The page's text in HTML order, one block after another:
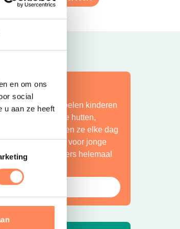
en om ons
social
u aan ze heeft
z’n mooist!
De Roos spelen kinderen
natuur, bouwen ze hutten,
de Vecht en beleven ze elke dag
Een paradijs voor jonge
plek waar ouders helemaal
de Roos